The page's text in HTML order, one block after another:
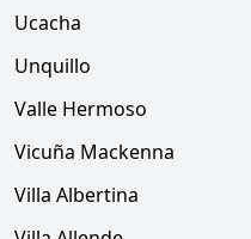
Ucacha
Unquillo
Valle Hermoso
Vicuña Mackenna
Villa Albertina